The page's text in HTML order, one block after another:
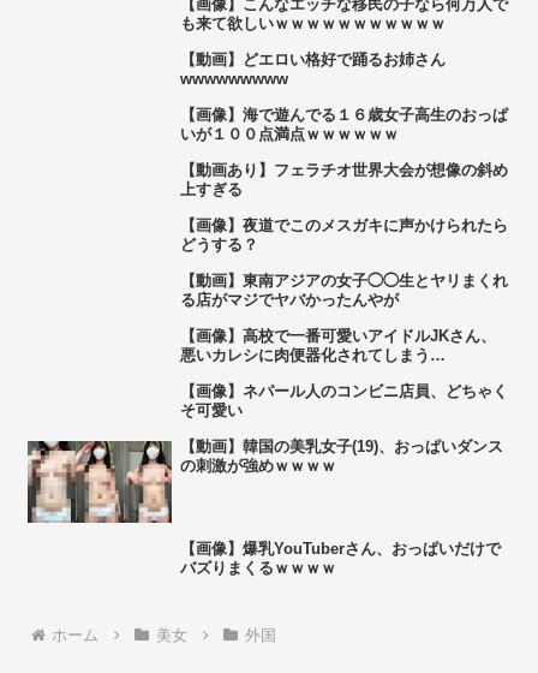
【画像】こんなエッチな移民の子なら何万人で
も来て欲しいｗｗｗｗｗｗｗｗｗｗｗ
【動画】どエロい格好で踊るお姉さん
wwwwwwwww
【画像】海で遊んでる１６歳女子高生のおっぱ
いが１００点満点ｗｗｗｗｗｗ
【動画あり】フェラチオ世界大会が想像の斜め
上すぎる
【画像】夜道でこのメスガキに声かけられたら
どうする？
【動画】東南アジアの女子◯◯生とヤリまくれ
る店がマジでヤバかったんやが
【画像】高校で一番可愛いアイドルJKさん、
悪いカレシに肉便器化されてしまう…
【画像】ネパール人のコンビニ店員、どちゃく
そ可愛い
【動画】韓国の美乳女子(19)、おっぱいダンス
の刺激が強めｗｗｗｗ
【画像】爆乳YouTuberさん、おっぱいだけで
バズりまくるｗｗｗｗ
ホーム 美女 外国